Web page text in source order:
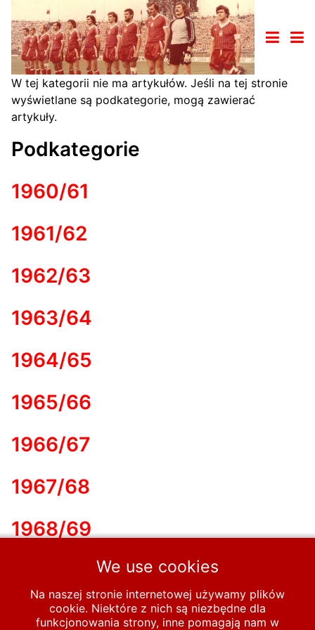
W tej kategorii nie ma artykułów. Jeśli na tej stronie
wyświetlane są podkategorie, mogą zawierać
artykuły.
Podkategorie
1960/61
1961/62
1962/63
1963/64
1964/65
1965/66
1966/67
1967/68
1968/69
Start PUCHARY
We use cookies
Na naszej stronie internetowej używamy plików
cookie. Niektóre z nich są niezbędne dla
funkcjonowania strony, inne pomagają nam w